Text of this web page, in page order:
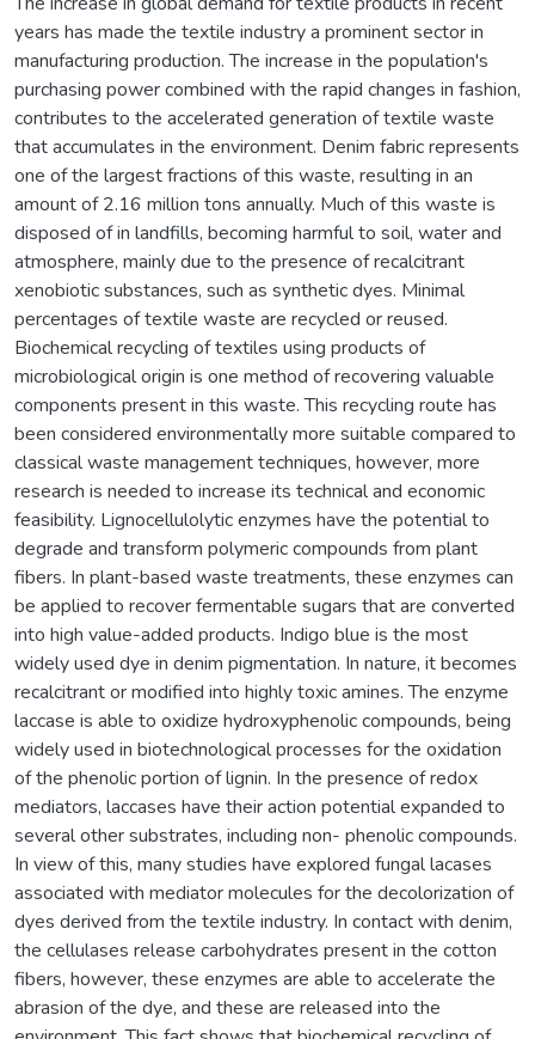
years has made the textile industry a prominent sector in
manufacturing production. The increase in the population's
purchasing power combined with the rapid changes in fashion,
contributes to the accelerated generation of textile waste
that accumulates in the environment. Denim fabric represents
one of the largest fractions of this waste, resulting in an
amount of 2.16 million tons annually. Much of this waste is
disposed of in landfills, becoming harmful to soil, water and
atmosphere, mainly due to the presence of recalcitrant
xenobiotic substances, such as synthetic dyes. Minimal
percentages of textile waste are recycled or reused.
Biochemical recycling of textiles using products of
microbiological origin is one method of recovering valuable
components present in this waste. This recycling route has
been considered environmentally more suitable compared to
classical waste management techniques, however, more
research is needed to increase its technical and economic
feasibility. Lignocellulolytic enzymes have the potential to
degrade and transform polymeric compounds from plant
fibers. In plant-based waste treatments, these enzymes can
be applied to recover fermentable sugars that are converted
into high value-added products. Indigo blue is the most
widely used dye in denim pigmentation. In nature, it becomes
recalcitrant or modified into highly toxic amines. The enzyme
laccase is able to oxidize hydroxyphenolic compounds, being
widely used in biotechnological processes for the oxidation
of the phenolic portion of lignin. In the presence of redox
mediators, laccases have their action potential expanded to
several other substrates, including non- phenolic compounds.
In view of this, many studies have explored fungal lacases
associated with mediator molecules for the decolorization of
dyes derived from the textile industry. In contact with denim,
the cellulases release carbohydrates present in the cotton
fibers, however, these enzymes are able to accelerate the
abrasion of the dye, and these are released into the